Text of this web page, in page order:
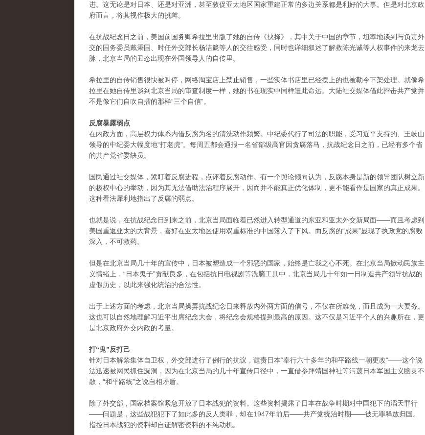
进。这无论是对日本、还是对亚洲，甚至敦促亚太地区国家重建正常的多边关系都是利好的大事。但是对北京政
府而言，将其视作极大的挑衅。
在抗战纪念日之前，美国前国务卿希拉里出版了她的自传《抉择》，其中关于中国的章节，坦率地谈到与负责外
交的国务委员戴秉国、时任外交部长杨洁篪等人的交往感受，同时也详细叙述了解救陈光诚等人权事件的来龙去
脉，北京当局的丑态出现在外国领导人的自传里。
希拉里的自传销售很快被叫停，网络淘宝店上禁止销售，一些实体书店里已经摆上的也被勒令下架处理。就像希
拉里在她自传里谈到北京当局的审查制度一样，她的书在现实中同样遭此命运。大陆社交媒体借此抨击共产党并
不是像它们自吹自擂的那样“三个自信”。
反腐暴露弱点
在内政方面，高层权力体系内借反腐为名的清洗动作频繁。中纪委代行了司法的职能，受习近平支持的、王岐山
领导的中纪委大幅度地“打老虎”。每周五都会通报一名省部级高官因贪腐落马，抗战纪念日之前，已经有多个省
的共产党省委缺员。
国民通过社交媒体，紧盯着反腐进程，点评着反腐动作。有一个舆论倾向认为，反腐本身是新的领导团队树立新
的极权中心的举动，因为其无法借助法治程序展开，因而并不能真正优化体制，更不能看作是国家的真正成果。
这种看法犀利地指出了反腐的弱点。
也就是说，在抗战纪念日到来之前，北京当局面临着已然进入转型通道的东亚和亚太外交新局面——而且考虑到
美国重返亚太的大背景，喜好在亚太地区使用双重标准的中国落入了下风。而反腐的“成果”显现了执政党的腐败
深入，不可救药。
但是在北京当局几十年的宣传中，日本被塑造成一个邪恶的国家，始终是亡我之心不死。在北京当局掀动民族主
义情绪上，“日本鬼子”贡献良多，在包括抗日电视剧等洗脑工具中，北京当局几十年如一日制造共产领导抗战的
虚假历史，以此来强化统治的合法性。
出于上述方面的考虑，北京当局操弄抗战纪念日来释放内外两方面的信号，不仅在所难免，而且成为一大要务。
这也可以自然地理解习近平出席纪念大会，将纪念会规格提到最高的原因。这不仅是习近平个人的兴趣所在，更
是北京政府外交内政的考量。
打“鬼”反打己
针对日本解禁集体自卫权，外交部进行了例行的抗议，谴责日本“奉行六十多年的和平路线一朝更改”——这个说
法迅速被网民抓住漏洞，因为在北京当局的几十年宣传口径中，一直借参拜靖国神社等污蔑日本军国主义幽灵不
散，“和平路线”之说自相矛盾。
除了外交部，国家档案馆紧急开放了日本战犯的资料。这些资料揭露了日本在战争时期对中国犯下的滔天罪行
——问题是，这些战犯犯下了如此多的反人类罪，却在1947年前后——共产党统治时期——被无罪释放归国。
指控日本战犯的资料却自证解密资料的不纯动机。